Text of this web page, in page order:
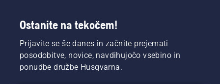
Ostanite na tekočem!
Prijavite se še danes in začnite prejemati
posodobitve, novice, navdihujočo vsebino in
ponudbe družbe Husqvarna.